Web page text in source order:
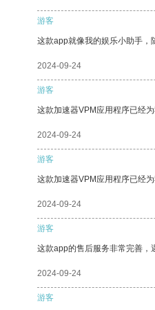
游客
这款app就像我的娱乐小助手，
2024-09-24
游客
这款加速器VPM应用程序已经
2024-09-24
游客
这款加速器VPM应用程序已经
2024-09-24
游客
这款app的售后服务非常完善，
2024-09-24
游客